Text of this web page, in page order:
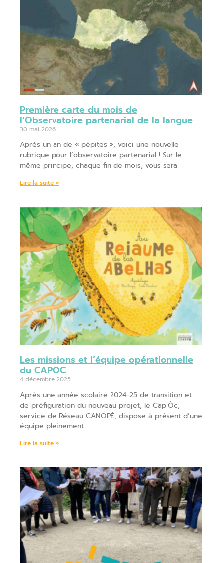
Première carte du mois de
l’Observatoire partenarial de la langue
30 mai 2026
Après un an de « pépites », voici une nouvelle
rubrique pour l’observatoire partenarial ! Sur le
même principe, chaque fin de mois, vous sera
Lire la suite »
Les missions et l’équipe opérationnelle
du CAPOC
4 décembre 2025
Après une année scolaire 2024-25 de transition et
de préfiguration du nouveau projet, le Cap’Òc,
service de Réseau CANOPÉ, dispose à présent d’une
équipe pleinement
Lire la suite »